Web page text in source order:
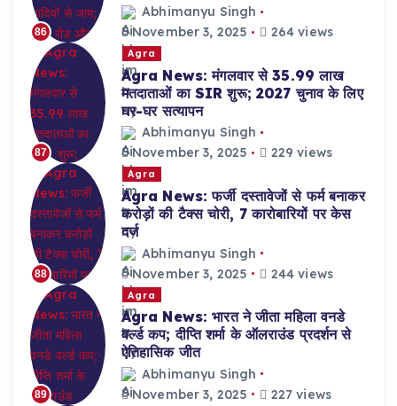
86
Abhimanyu Singh
November 3, 2025
264 views
87
Agra
Agra News: मंगलवार से 35.99 लाख
मतदाताओं का SIR शुरू; 2027 चुनाव के लिए
घर-घर सत्यापन
Abhimanyu Singh
November 3, 2025
229 views
88
Agra
Agra News: फर्जी दस्तावेजों से फर्म बनाकर
करोड़ों की टैक्स चोरी, 7 कारोबारियों पर केस
दर्ज
Abhimanyu Singh
November 3, 2025
244 views
89
Agra
Agra News: भारत ने जीता महिला वनडे
वर्ल्ड कप; दीप्ति शर्मा के ऑलराउंड प्रदर्शन से
ऐतिहासिक जीत
Abhimanyu Singh
November 3, 2025
227 views